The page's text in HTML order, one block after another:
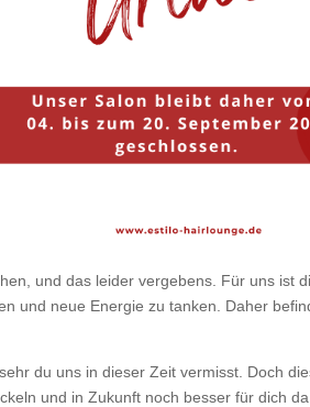
und das leider vergebens. Für uns ist
und neue Energie zu tanken. Daher
du uns in dieser Zeit vermisst. Doch
und in Zukunft noch besser für dich